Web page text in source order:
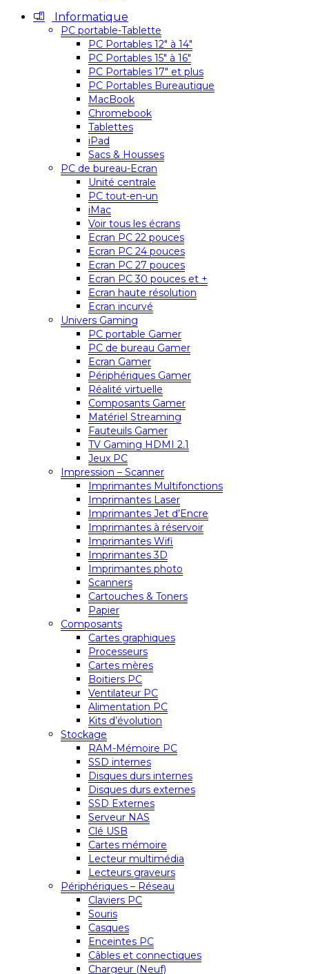
Informatique
PC portable-Tablette
PC Portables 12″ à 14″
PC Portables 15″ à 16″
PC Portables 17″ et plus
PC Portables Bureautique
MacBook
Chromebook
Tablettes
iPad
Sacs & Housses
PC de bureau-Ecran
Unité centrale
PC tout-en-un
iMac
Voir tous les écrans
Ecran PC 22 pouces
Ecran PC 24 pouces
Ecran PC 27 pouces
Ecran PC 30 pouces et +
Ecran haute résolution
Ecran incurvé
Univers Gaming
PC portable Gamer
PC de bureau Gamer
Ecran Gamer
Périphériques Gamer
Réalité virtuelle
Composants Gamer
Matériel Streaming
Fauteuils Gamer
TV Gaming HDMI 2.1
Jeux PC
Impression – Scanner
Imprimantes Multifonctions
Imprimantes Laser
Imprimantes Jet d’Encre
Imprimantes à réservoir
Imprimantes Wifi
Imprimantes 3D
Imprimantes photo
Scanners
Cartouches & Toners
Papier
Composants
Cartes graphiques
Processeurs
Cartes mères
Boitiers PC
Ventilateur PC
Alimentation PC
Kits d’évolution
Stockage
RAM-Mémoire PC
SSD internes
Disques durs internes
Disques durs externes
SSD Externes
Serveur NAS
Clé USB
Cartes mémoire
Lecteur multimédia
Lecteurs graveurs
Périphériques – Réseau
Claviers PC
Souris
Casques
Enceintes PC
Câbles et connectiques
Chargeur (Neuf)